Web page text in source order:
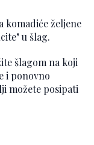
komadiće željene
u šlag.
šlagom na koji
i ponovno
možete posipati